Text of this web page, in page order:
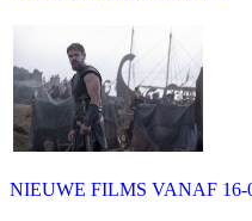
NIEUWE FILMS VANAF 16-